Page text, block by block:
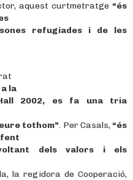
aquest curtmetratge “és
refugiades i de les
la
2002, es fa una tria
tothom”. Per Casals, “és
dels valors i els
la regidora de Cooperació,